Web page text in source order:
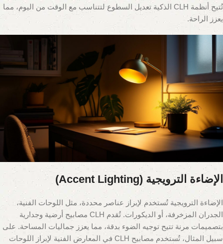
تُتيح أنظمة CLH الذكية تعديل السطوع لتتناسب مع الوقت من اليوم، مما
يعزز الراحة.
الإضاءة الترويجية (Accent Lighting)
الإضاءة الترويجية تُستخدم لإبراز عناصر محددة، مثل اللوحات الفنية،
الجدران المزخرفة، أو الديكورات. تُقدم CLH مصابيح أرضية وجدارية
بتصميمات مرنة تتيح توجيه الضوء بدقة، مما يعزز جماليات المساحة. على
سبيل المثال، تُستخدم مصابيح CLH في المعارض الفنية لإبراز اللوحات